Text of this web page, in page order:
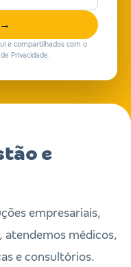
e compartilhados com o
Privacidade.
e
empresariais,
atendemos médicos,
e consultórios.